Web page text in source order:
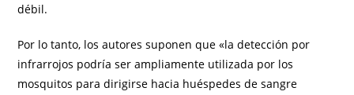
débil.
Por lo tanto, los autores suponen que «la detección por
infrarrojos podría ser ampliamente utilizada por los
mosquitos para dirigirse hacia huéspedes de sangre